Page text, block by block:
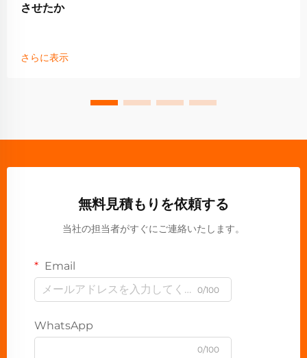
させたか
さらに表示
無料見積もりを依頼する
当社の担当者がすぐにご連絡いたします。
Email
0/100
WhatsApp
0/100